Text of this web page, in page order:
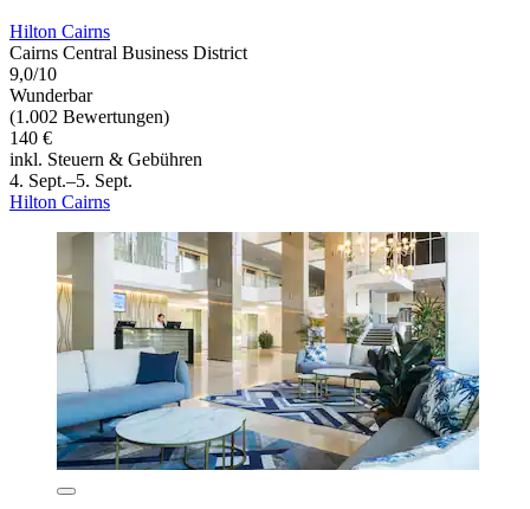
Hilton Cairns
Cairns Central Business District
9,0/10
Wunderbar
(1.002 Bewertungen)
140 €
inkl. Steuern & Gebühren
4. Sept.–5. Sept.
Hilton Cairns